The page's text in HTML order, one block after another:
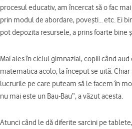
procesul educativ, am încercat să o fac
prin modul de abordare, povești… etc. Ei
pot depozita resursele, a prins foarte bine
Mai ales în ciclul gimnazial, copiii când
matematica acolo, la început se uită:
lucrurile pe care puteam să le facem în
nu mai este un Bau-Bau”, a văzut acesta.
Atunci când le dă diferite sarcini pe